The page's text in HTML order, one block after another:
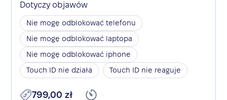
Dotyczy objawów
Nie mogę odblokować telefonu
Nie mogę odblokować laptopa
Nie mogę odblokować iphone
Touch ID nie działa
Touch ID nie reaguje
799,00 zł